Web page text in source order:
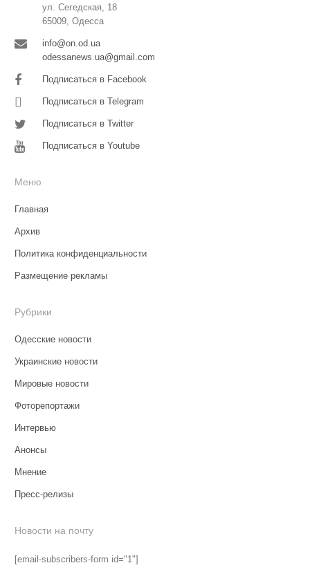
ул. Сегедская, 18
65009, Одесса
info@on.od.ua
odessanews.ua@gmail.com
Подписаться в Facebook
Подписаться в Telegram
Подписаться в Twitter
Подписаться в Youtube
Меню
Главная
Архив
Политика конфиденциальности
Размещение рекламы
Рубрики
Одесские новости
Украинские новости
Мировые новости
Фоторепортажи
Интервью
Анонсы
Мнение
Пресс-релизы
Новости на почту
[email-subscribers-form id="1"]